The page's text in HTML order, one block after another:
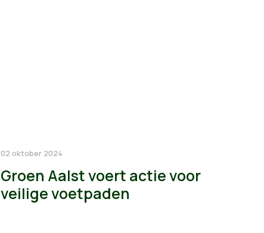
02 oktober 2024
Groen Aalst voert actie voor
veilige voetpaden